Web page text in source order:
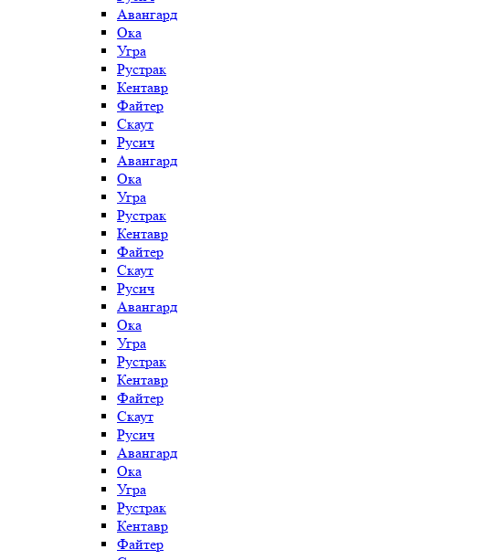
Авангард
Ока
Угра
Рустрак
Кентавр
Файтер
Скаут
Русич
Авангард
Ока
Угра
Рустрак
Кентавр
Файтер
Скаут
Русич
Авангард
Ока
Угра
Рустрак
Кентавр
Файтер
Скаут
Русич
Авангард
Ока
Угра
Рустрак
Кентавр
Файтер